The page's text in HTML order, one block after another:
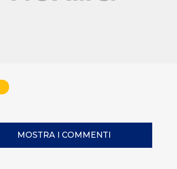
MOSTRA I COMMENTI